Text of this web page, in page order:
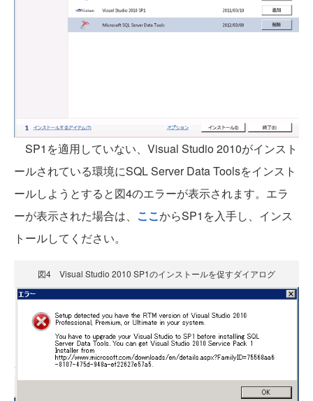
SP1を適用していない、Visual Studio 2010がインスト
ールされている環境にSQL Server Data Toolsをインスト
ールしようとすると図4のエラーが表示されます。エラ
ーが表示された場合は、 ここからSP1を入手し、インス
トールしてください。
図4 Visual Studio 2010 SP1のインストールを促すダイアログ